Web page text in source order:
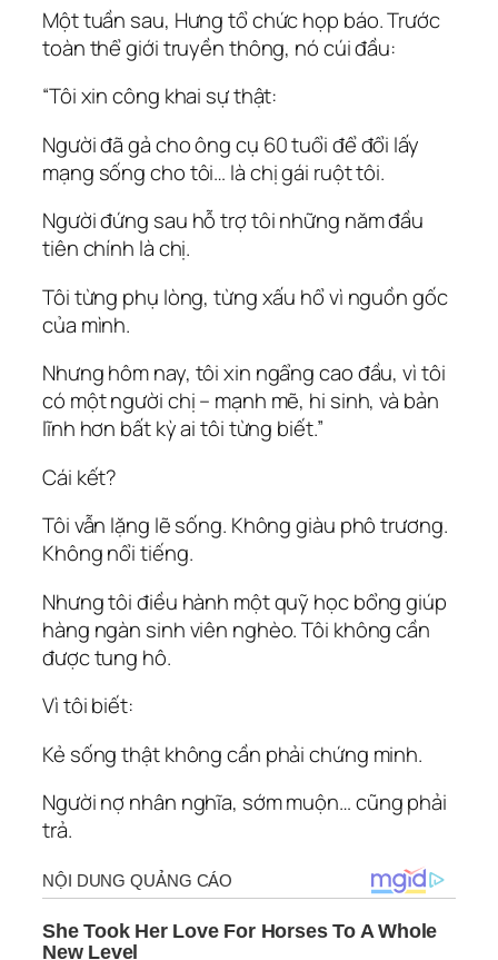
Một tuần sau, Hưng tổ chức họp báo. Trước
toàn thể giới truyền thông, nó cúi đầu:
“Tôi xin công khai sự thật:
Người đã gả cho ông cụ 60 tuổi để đổi lấy
mạng sống cho tôi… là chị gái ruột tôi.
Người đứng sau hỗ trợ tôi những năm đầu
tiên chính là chị.
Tôi từng phụ lòng, từng xấu hổ vì nguồn gốc
của mình.
Nhưng hôm nay, tôi xin ngẩng cao đầu, vì tôi
có một người chị – mạnh mẽ, hi sinh, và bản
lĩnh hơn bất kỳ ai tôi từng biết.”
Cái kết?
Tôi vẫn lặng lẽ sống. Không giàu phô trương.
Không nổi tiếng.
Nhưng tôi điều hành một quỹ học bổng giúp
hàng ngàn sinh viên nghèo. Tôi không cần
được tung hô.
Vì tôi biết:
Kẻ sống thật không cần phải chứng minh.
Người nợ nhân nghĩa, sớm muộn… cũng phải
trả.